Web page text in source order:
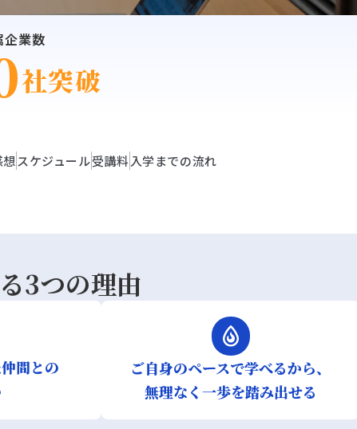
企業数
社突破
スケジュール受講料入学までの流れ
3つの理由
間との
ご自身のペースで学べるから、
無理なく一歩を踏み出せる